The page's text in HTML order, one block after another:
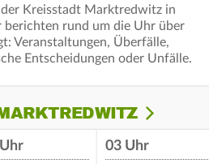
Kreisstadt Marktredwitz in
berichten rund um die Uhr über
Veranstaltungen, Überfälle,
Entscheidungen oder Unfälle.
03 Uhr